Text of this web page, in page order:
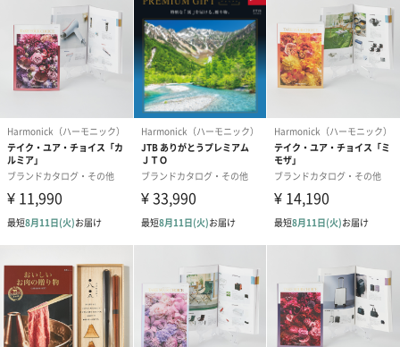
喜ばれる特徴
Made in Japan 日本が誇る伝統の名品満載
歴史と職人の技が織りなす美しい伝統工芸品と、日本の伝統と革
新を融合させたモダンテイストなアイテムを取り揃えています。
「Made in Japan」のアイテムを、大切な方へのプレゼントとし
て贈ってみてはいかがでしょうか。
日本各地の美食が満載
誰もが知る国産ブランド牛や海の幸、瑞々しい特産フルーツな